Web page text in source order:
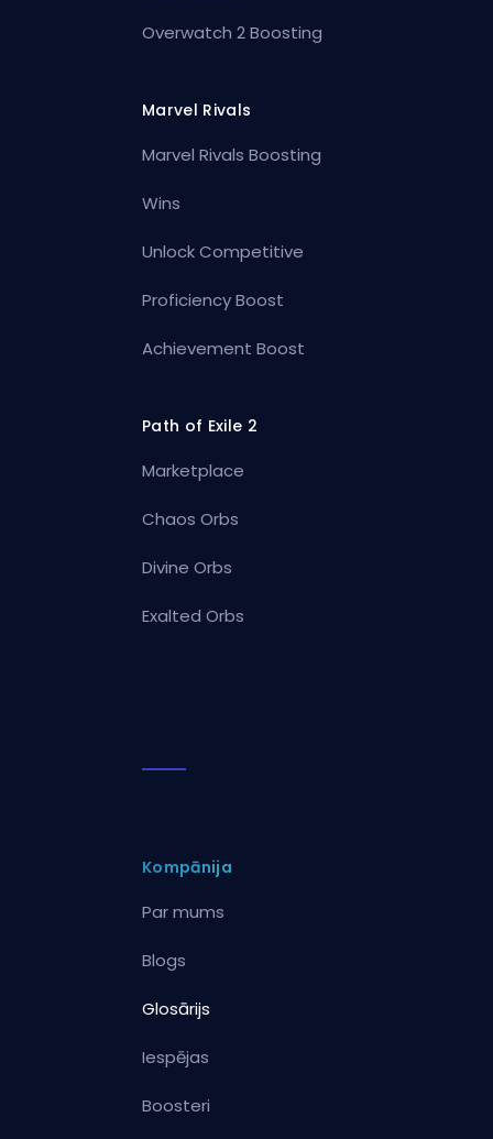
Overwatch 2 Boosting
Marvel Rivals
Marvel Rivals Boosting
Wins
Unlock Competitive
Proficiency Boost
Achievement Boost
Path of Exile 2
Marketplace
Chaos Orbs
Divine Orbs
Exalted Orbs
Kompānija
Par mums
Blogs
Glosārijs
Iespējas
Boosteri